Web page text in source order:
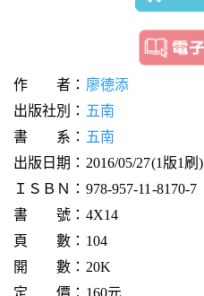
作 者： 廖德添
出版社別： 五南
書 系： 五南
出版日期：2016/05/27(1版1刷)
ＩＳＢＮ：978-957-11-8170-7
書 號：4X14
頁 數：104
開 數：20K
定 價：160元